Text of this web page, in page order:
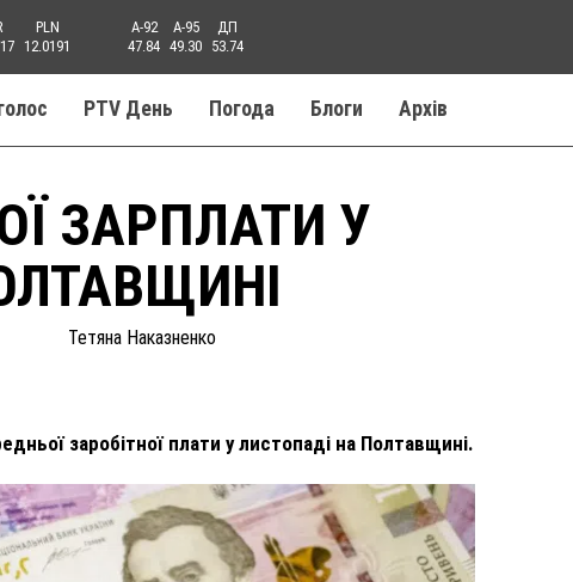
PLN
12.0191
A-92
47.84
A-95
49.30
ДП
53.74
PTV День Погода Блоги Aрхів
ЗАРПЛАТИ У
Тетяна Наказненко
заробітної плати у листопаді на Полтавщині.